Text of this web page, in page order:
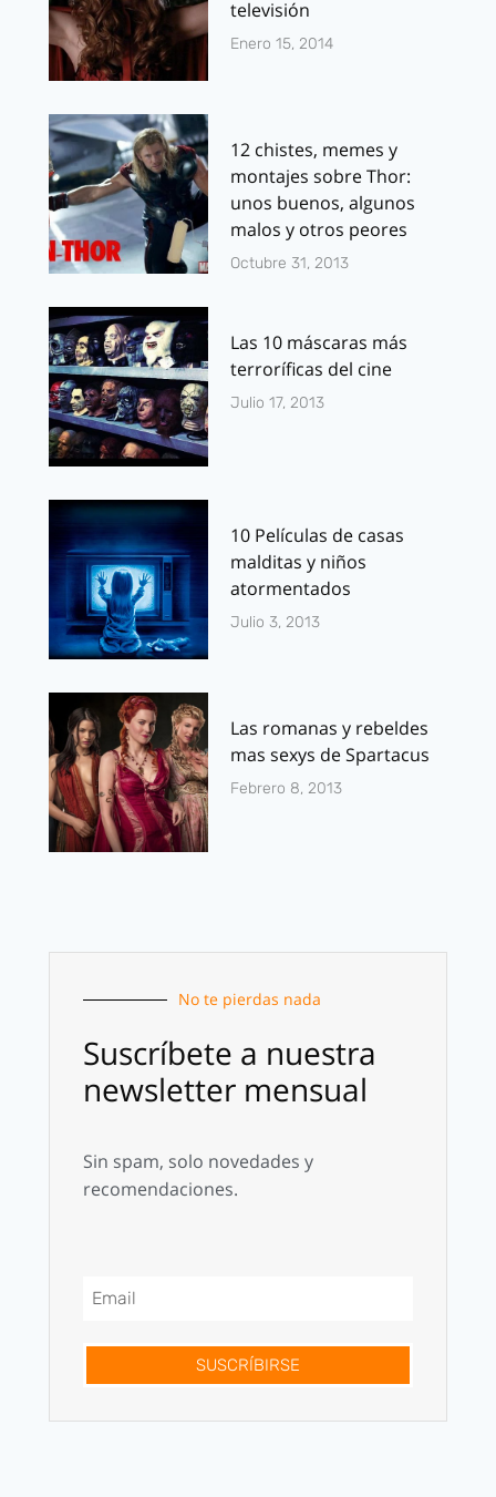
televisión
Enero 15, 2014
12 chistes, memes y
montajes sobre Thor:
unos buenos, algunos
malos y otros peores
Octubre 31, 2013
Las 10 máscaras más
terroríficas del cine
Julio 17, 2013
10 Películas de casas
malditas y niños
atormentados
Julio 3, 2013
Las romanas y rebeldes
mas sexys de Spartacus
Febrero 8, 2013
No te pierdas nada
Suscríbete a nuestra
newsletter mensual
Sin spam, solo novedades y
recomendaciones.
SUSCRÍBIRSE